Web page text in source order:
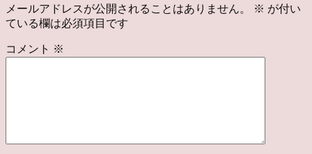
メールアドレスが公開されることはありません。 ※ が付い
ている欄は必須項目です
コメント ※